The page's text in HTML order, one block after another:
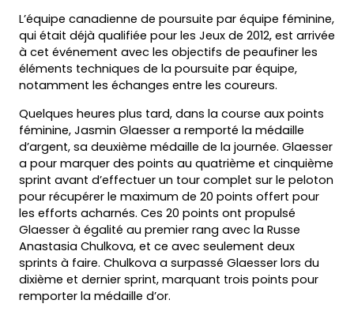
L’équipe canadienne de poursuite par équipe féminine,
qui était déjà qualifiée pour les Jeux de 2012, est arrivée
à cet événement avec les objectifs de peaufiner les
éléments techniques de la poursuite par équipe,
notamment les échanges entre les coureurs.
Quelques heures plus tard, dans la course aux points
féminine, Jasmin Glaesser a remporté la médaille
d’argent, sa deuxième médaille de la journée. Glaesser
a pour marquer des points au quatrième et cinquième
sprint avant d’effectuer un tour complet sur le peloton
pour récupérer le maximum de 20 points offert pour
les efforts acharnés. Ces 20 points ont propulsé
Glaesser à égalité au premier rang avec la Russe
Anastasia Chulkova, et ce avec seulement deux
sprints à faire. Chulkova a surpassé Glaesser lors du
dixième et dernier sprint, marquant trois points pour
remporter la médaille d’or.